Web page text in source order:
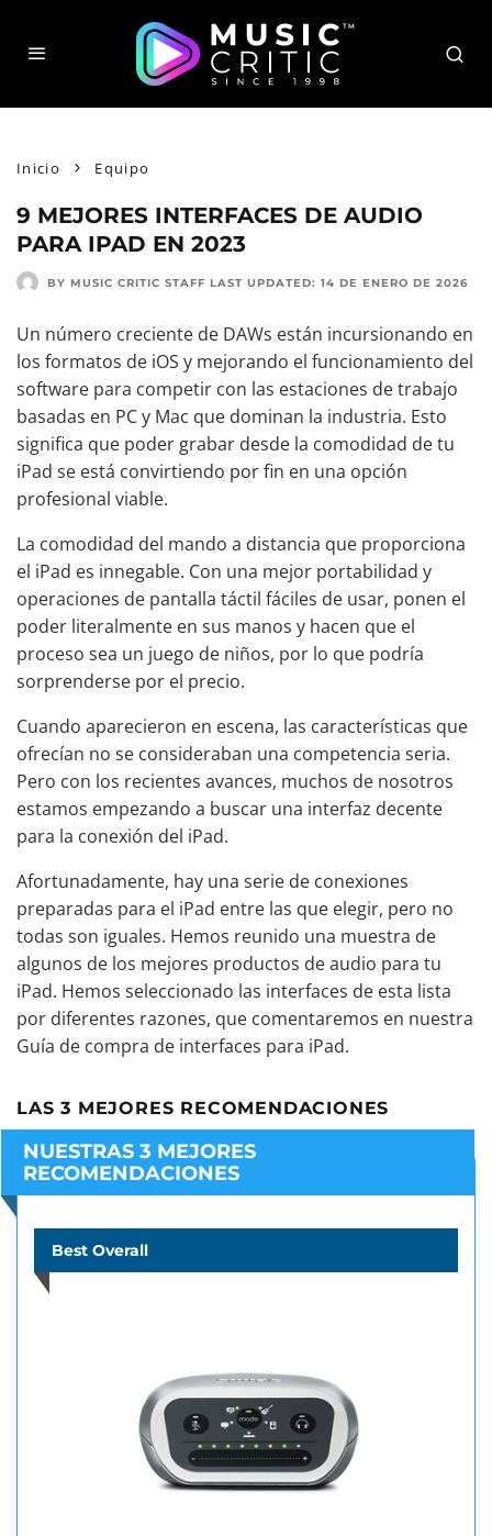
Inicio Equipo
9 MEJORES INTERFACES DE AUDIO
PARA IPAD EN 2023
BY MUSIC CRITIC STAFF LAST UPDATED: 14 DE ENERO DE 2026
Un número creciente de DAWs están incursionando en
los formatos de iOS y mejorando el funcionamiento del
software para competir con las estaciones de trabajo
basadas en PC y Mac que dominan la industria. Esto
significa que poder grabar desde la comodidad de tu
iPad se está convirtiendo por fin en una opción
profesional viable.
La comodidad del mando a distancia que proporciona
el iPad es innegable. Con una mejor portabilidad y
operaciones de pantalla táctil fáciles de usar, ponen el
poder literalmente en sus manos y hacen que el
proceso sea un juego de niños, por lo que podría
sorprenderse por el precio.
Cuando aparecieron en escena, las características que
ofrecían no se consideraban una competencia seria.
Pero con los recientes avances, muchos de nosotros
estamos empezando a buscar una interfaz decente
para la conexión del iPad.
Afortunadamente, hay una serie de conexiones
preparadas para el iPad entre las que elegir, pero no
todas son iguales. Hemos reunido una muestra de
algunos de los mejores productos de audio para tu
iPad. Hemos seleccionado las interfaces de esta lista
por diferentes razones, que comentaremos en nuestra
Guía de compra de interfaces para iPad.
LAS 3 MEJORES RECOMENDACIONES
NUESTRAS 3 MEJORES
RECOMENDACIONES
Best Overall